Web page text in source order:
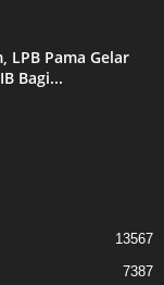
LPB Pama Gelar
Bagi...
13567
7387